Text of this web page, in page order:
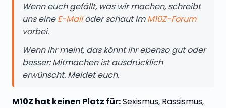
Wenn euch gefällt, was wir machen, schreibt
uns eineE-Mailoder schaut imM10Z-Forum
vorbei.
Wenn ihr meint, das könnt ihr ebenso gut oder
besser: Mitmachen ist ausdrücklich
erwünscht. Meldet euch.
M10Z hat keinen Platz für:Sexismus, Rassismus,